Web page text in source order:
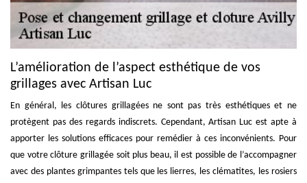
L’amélioration de l’aspect esthétique de vos
grillages avec Artisan Luc
En général, les clôtures grillagées ne sont pas très esthétiques et ne
protègent pas des regards indiscrets. Cependant, Artisan Luc est apte à
apporter les solutions efficaces pour remédier à ces inconvénients. Pour
que votre clôture grillagée soit plus beau, il est possible de l’accompagner
avec des plantes grimpantes tels que les lierres, les clématites, les rosiers